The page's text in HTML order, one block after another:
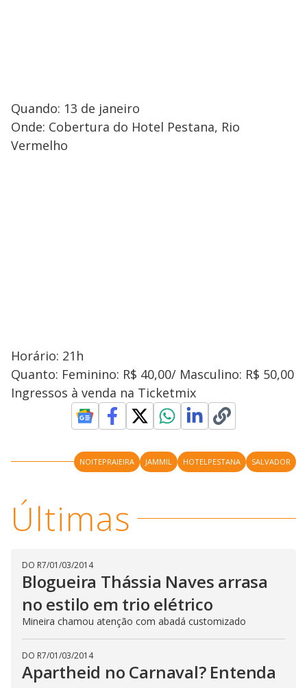
Quando: 13 de janeiro
Onde: Cobertura do Hotel Pestana, Rio
Vermelho
Horário: 21h
Quanto: Feminino: R$ 40,00/ Masculino: R$ 50,00
Ingressos à venda na Ticketmix
NOITEPRAIEIRA JAMMIL HOTELPESTANA SALVADOR
Últimas
DO R7/01/03/2014
Blogueira Thássia Naves arrasa
no estilo em trio elétrico
Mineira chamou atenção com abadá customizado
DO R7/01/03/2014
Apartheid no Carnaval? Entenda